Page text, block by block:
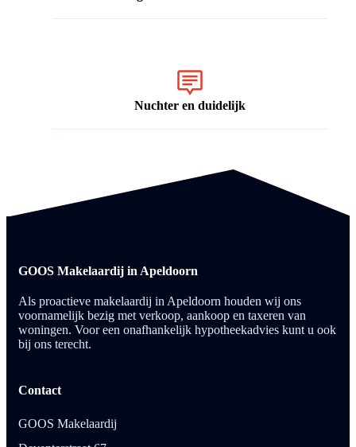
Nuchter en duidelijk
GOOS Makelaardij in Apeldoorn
Als proactieve makelaardij in Apeldoorn houden wij ons
voornamelijk bezig met verkoop, aankoop en taxeren van
woningen. Voor een onafhankelijk hypotheekadvies kunt u ook
bij ons terecht.
Contact
GOOS Makelaardij